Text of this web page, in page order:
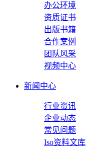
办公环境
资质证书
出版书籍
合作案例
团队风采
视频中心
新闻中心
行业资讯
企业动态
常见问题
Iso资料文库